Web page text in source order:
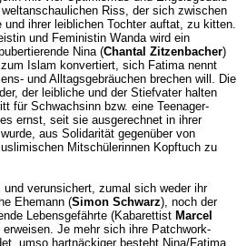
Riss, der sich zwischen
und ihrer leiblichen Tochter auftat, zu kitten.
und Feministin Wanda wird ein
Nina (Chantal Zitzenbacher)
Islam konvertiert, sich Fatima nennt
und Alltagsgebräuchen brechen will. Die
der leibliche und der Stiefvater halten
für Schwachsinn bzw. eine Teenager-
ernst, seit sie ausgerechnet in ihrer
aus Solidarität gegenüber von
Mitschülerinnen Kopftuch zu
verunsichert, zumal sich weder ihr
Ehemann (Simon Schwarz), noch der
Lebensgefährte (Kabarettist Marcel
Je mehr sich ihre Patchwork-
umso hartnäckiger besteht Nina/Fatima